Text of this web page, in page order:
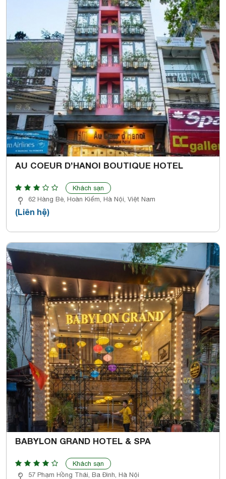
AU COEUR D’HANOI BOUTIQUE HOTEL
Khách sạn
62 Hàng Bè, Hoàn Kiếm, Hà Nội, Việt Nam
(Liên hệ)
BABYLON GRAND HOTEL & SPA
Khách sạn
57 Phạm Hồng Thái, Ba Đình, Hà Nội